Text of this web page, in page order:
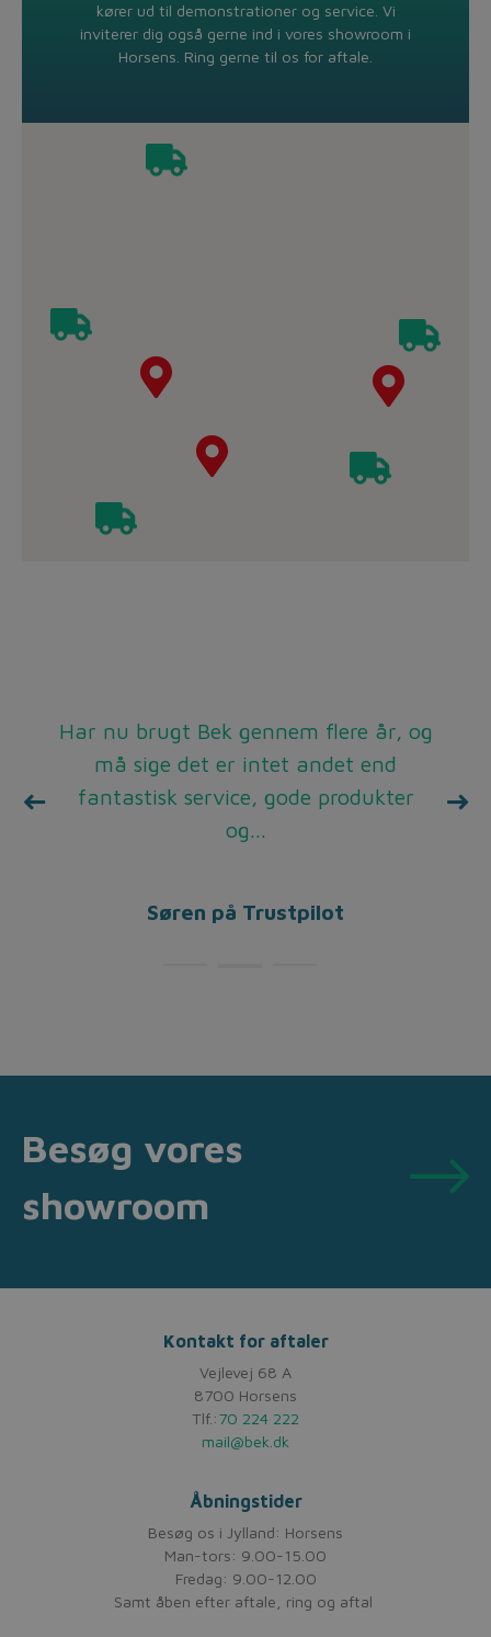
kører ud til demonstrationer og service. Vi
inviterer dig også gerne ind i vores showroom i
Horsens. Ring gerne til os for aftale.
De gange jeg har bedt om hjælp, eller
købt noget, er der kommet en meget
venlig montør stort set med det
samme, fremragende service,...
Henrik på Trustpilot
Har nu brugt Bek gennem flere år, og
må sige det er intet andet end
fantastisk service, gode produkter
og...
Søren på Trustpilot
Super service, rare mennesker man
taler med i telefonen, hurtig levering.
Benny på Trustpilot
Besøg vores
showroom
Kontakt for aftaler
Vejlevej 68 A
8700 Horsens
Tlf.:70 224 222
mail@bek.dk
Åbningstider
Besøg os i Jylland: Horsens
Man-tors: 9.00-15.00
Fredag: 9.00-12.00
Samt åben efter aftale, ring og aftal